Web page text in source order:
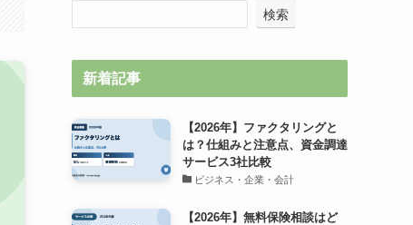
検索
新着記事
【2026年】ファクタリングと
は？仕組みと注意点、資金調達
サービス3社比較
ビジネス・企業・会計
【2026年】無料保険相談はど